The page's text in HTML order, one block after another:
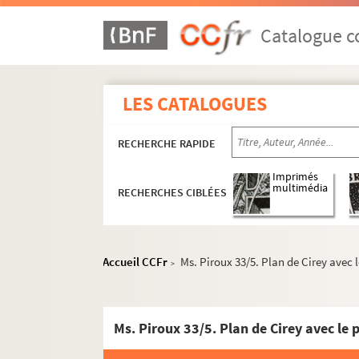
Catalogue
LES CATALOGUES
RECHERCHE RAPIDE
RECHERCHES CIBLÉES
Imprimés
multimédia
Accueil CCFr > Ms. Piroux 33/5. Plan de Cirey avec
Ms. Piroux 33/5. Plan de Cirey avec le
Ms. Piroux 9. Badonviller
Ms. Piroux 10. Bain (Champ-du-Bain)
Ms. Piroux 11. Bayecourt
Ms. Piroux 13. Beaupré (Moncel-lès-
Ms. Piroux 14. Béchamps (La Voivre)
Ms. Piroux 15. Bénaménil
Ms. Piroux 16. Bertrichamps
Ms. Piroux 17. Blainville-sur-l’Eau
Ms. Piroux 18. Blâmont
Ms. Piroux 22. Bouxières-aux-bois
Ms. Piroux 23. Bouxières-aux-dames